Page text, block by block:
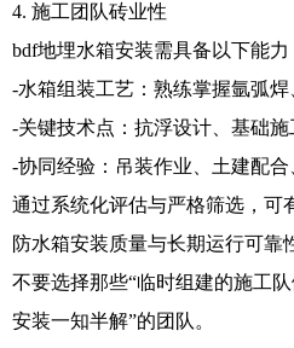
4. 施工团队砖业性
bdf地埋水箱安装需具备以下能力
-水箱组装工艺：熟练掌握氩弧焊
-关键技术点：抗浮设计、基础施
-协同经验：吊装作业、土建配合
通过系统化评估与严格筛选，可
防水箱安装质量与长期运行可靠
不要选择那些“临时组建的施工
安装一知半解”的团队。